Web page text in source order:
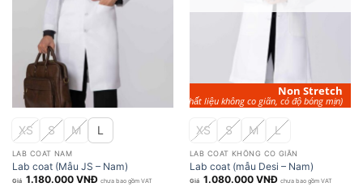
XS S M L
LAB COAT NAM
Lab coat (Mẫu JS – Nam)
1.180.000VNĐ chưa bao gồm VAT
NonStretch
(Chất liệu không co giãn, có độ bóng mịn)
XS S M L
LAB COAT KHÔNG CO GIÃN
Lab coat (mẫu Desi – Nam)
1.080.000VNĐ chưa bao gồm VAT